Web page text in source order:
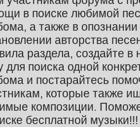
в поиске любимой
а также в опознании
авторства
раздела, создайте в
для поиска одной
и постарайтесь
которые также
композиции.
бесплатной музыки!!!